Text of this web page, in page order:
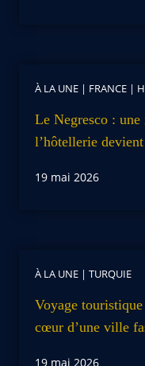
À LA UNE | FRANCE |
Le Negresco :
l’hôtellerie
19 mai 2026
À LA UNE | TURQUIE
Voyage
cœur d’une ville
19 mai 2026